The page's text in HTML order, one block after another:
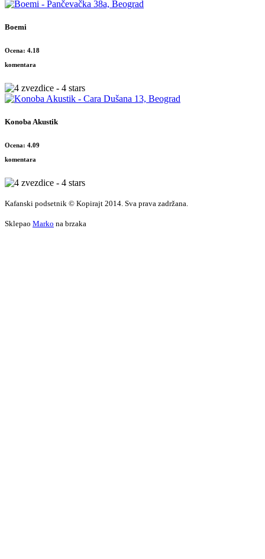
Boemi
Ocena: 4.18
komentara
Konoba Akustik
Ocena: 4.09
komentara
Kafanski podsetnik © Kopirajt 2014. Sva prava zadržana.
Sklepao Marko na brzaka